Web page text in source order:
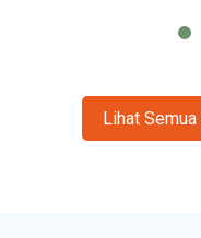
Lihat Semua